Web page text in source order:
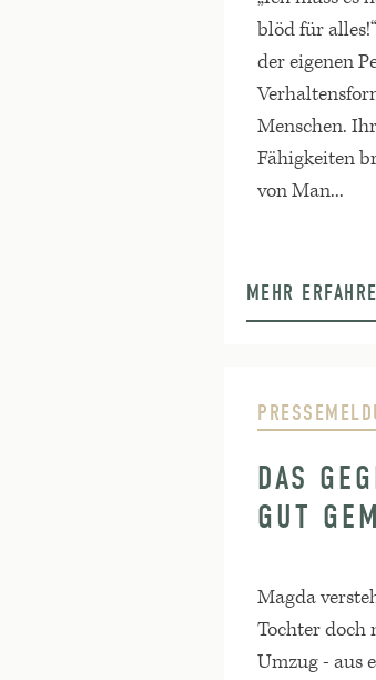
blöd für
der eigenen
Menschen.
Fähigkeiten
von Man...
MEHR
DAS
GUT
Magda
Tochter doch
Umzug - aus